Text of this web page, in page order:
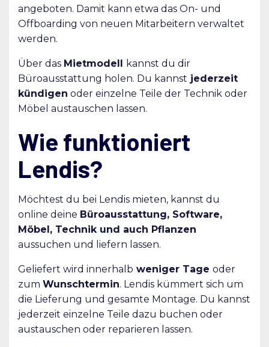
angeboten. Damit kann etwa das On- und
Offboarding von neuen Mitarbeitern verwaltet
werden.
Über das Mietmodell kannst du dir
Büroausstattung holen. Du kannst jederzeit
kündigen oder einzelne Teile der Technik oder
Möbel austauschen lassen.
Wie funktioniert
Lendis?
Möchtest du bei Lendis mieten, kannst du
online deine Büroausstattung, Software,
Möbel, Technik und auch Pflanzen
aussuchen und liefern lassen.
Geliefert wird innerhalb weniger Tage oder
zum Wunschtermin. Lendis kümmert sich um
die Lieferung und gesamte Montage. Du kannst
jederzeit einzelne Teile dazu buchen oder
austauschen oder reparieren lassen.